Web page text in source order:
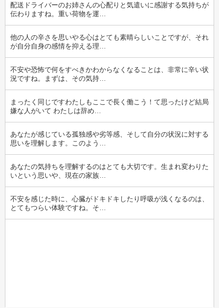
配送ドライバーのお姉さんの心配りと気遣いに感謝する気持ちが
伝わりますね。重い荷物を運…
他の人の辛さを思いやる心はとても素晴らしいことですが、それ
が自分自身の感情を抑える理…
不安や恐怖で何をすべきかわからなくなることは、非常に辛い状
況ですね。まずは、その気持…
まったく同じですわたしもここで長く働こう！て思ったけど結局
嫌な人がいて わたしは辞め…
あなたが感じている孤独感や劣等感、そして自分の状況に対する
思いを理解します。このよう…
あなたの気持ちを理解するのはとても大切です。生まれ変わりた
いという思いや、現在の家族…
不安を感じた時に、心臓がドキドキしたり呼吸が浅くなるのは、
とてもつらい体験ですね。そ…